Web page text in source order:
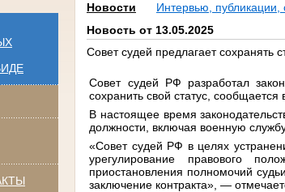
Новости Интервью,
Новость от 13.05.2025
Совет судей предлагает сохранять
Совет судей РФ разработал
сохранить свой статус, сообщается
В настоящее время
должности, включая военную
«Совет судей РФ в целях
урегулирование правового
приостановления полномочий
заключение контракта», —